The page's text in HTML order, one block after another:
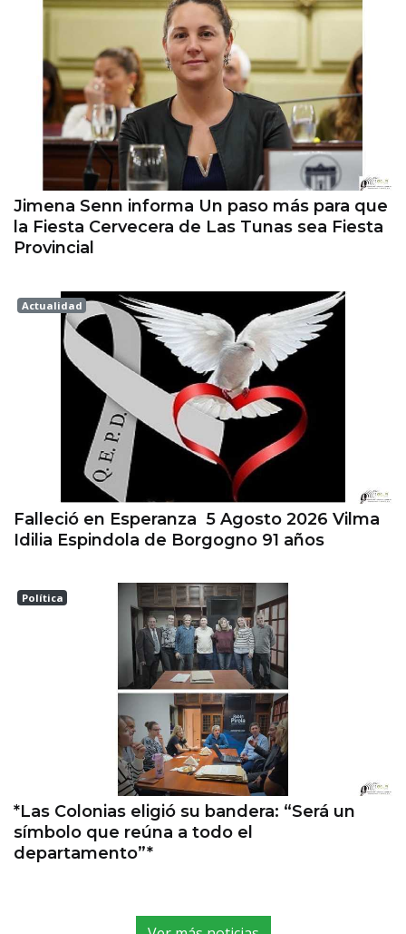
Las tunas
Jimena Senn informa Un paso más para que
la Fiesta Cervecera de Las Tunas sea Fiesta
Provincial
Actualidad
Esperanza
Falleció en Esperanza 5 Agosto 2026 Vilma
Idilia Espindola de Borgogno 91 años
Política
*Las Colonias eligió su bandera: “Será un
símbolo que reúna a todo el
departamento”*